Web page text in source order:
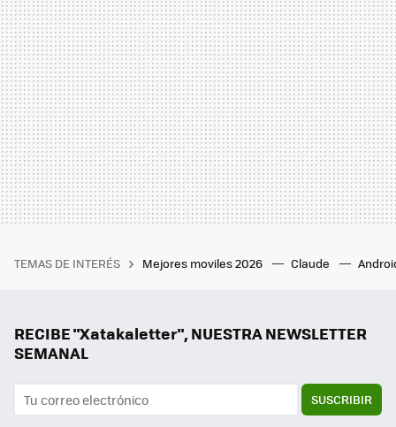
TEMAS DE INTERÉS Mejores moviles 2026 Claude
RECIBE "Xatakaletter", NUESTRA NEWSLETTER
SEMANAL
SUSCRIBIR